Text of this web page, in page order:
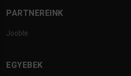
PARTNEREINK
Jooble
EGYEBEK